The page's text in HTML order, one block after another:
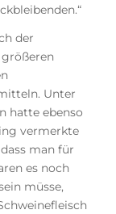
der
Unter
hatte ebenso
vermerkte
man für
es noch
müsse,